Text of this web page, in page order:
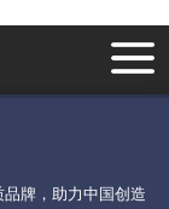
牌，助力中国创造